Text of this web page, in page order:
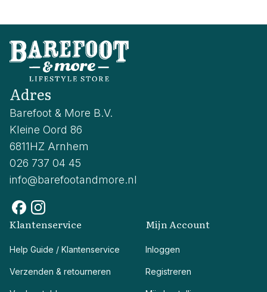
Adres
Barefoot & More B.V.
Kleine Oord 86
6811HZ Arnhem
026 737 04 45
info@barefootandmore.nl
Klantenservice
Help Guide / Klantenservice
Verzenden & retourneren
Mijn Account
Inloggen
Registreren